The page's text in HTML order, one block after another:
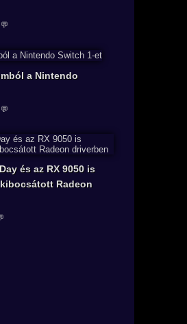
a Nintendo
és az RX 9050 is
Radeon